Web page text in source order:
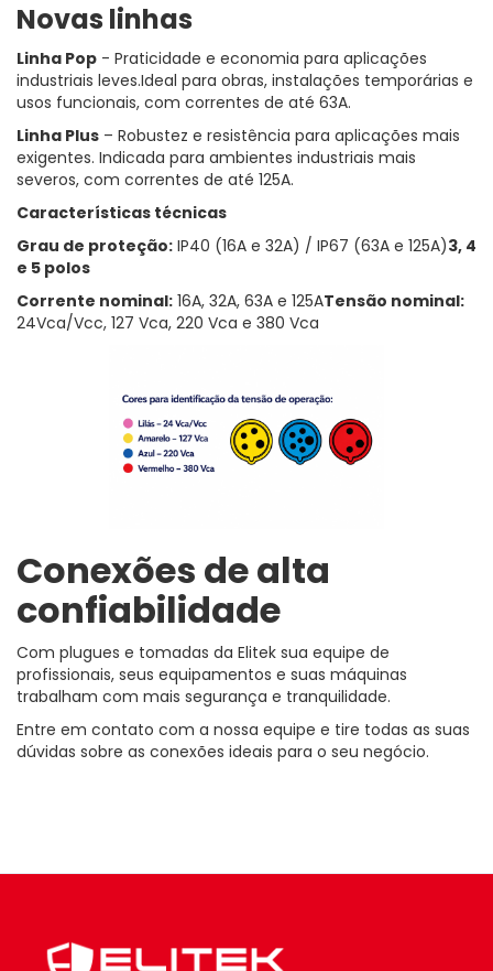
Novas linhas
Linha Pop - Praticidade e economia para aplicações
industriais leves.Ideal para obras, instalações temporárias e
usos funcionais, com correntes de até 63A.
Linha Plus – Robustez e resistência para aplicações mais
exigentes. Indicada para ambientes industriais mais
severos, com correntes de até 125A.
Características técnicas
Grau de proteção: IP40 (16A e 32A) / IP67 (63A e 125A)3, 4
e 5 polos
Corrente nominal: 16A, 32A, 63A e 125ATensão nominal:
24Vca/Vcc, 127 Vca, 220 Vca e 380 Vca
Conexões de alta
confiabilidade
Com plugues e tomadas da Elitek sua equipe de
profissionais, seus equipamentos e suas máquinas
trabalham com mais segurança e tranquilidade.
Entre em contato com a nossa equipe e tire todas as suas
dúvidas sobre as conexões ideais para o seu negócio.